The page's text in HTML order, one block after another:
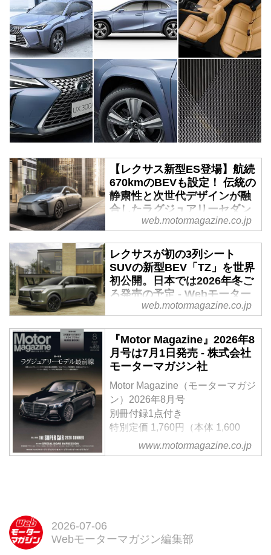
【レクサス新型ES登場】航続
670kmのBEVも設定！ 伝統の
静粛性と次世代デザインが融
合したラグジュアリーセダン
の本命 - Webモーターマガジ
2026年6月11日、レクサスが全面
刷新した新型「ES」を発表し、
全国のレクサス店を通じて同日に
発売した。1989年の初代誕生か
ら継承される圧倒的な静粛性と快
とともに、ハイブリッド車
（HEV）に加え、新たにバッテリ
ーEV（BEV）を設定し、次世代
電動車ラインアップの先陣を切る
意欲作である。
web.motormagazine.co.jp
レクサスが初の3列シート
SUVの新型BEV「TZ」を世界
初公開。日本では2026年冬ご
ろ発売の予定 - Webモーター
マガジン
2026年5月7日、レクサスは初の3
列シートSUVの新型BEV（バッテ
リー電気自動車）となる「TZ」
を世界初公開した。北米や欧州な
ど世界各地での展開を予定してお
り、日本では2026年冬ごろの発
売を予定している。
web.motormagazine.co.jp
『Motor Magazine』2026年8
月号は7月1日発売 - 株式会社
モーターマガジン社
Motor Magazine（モーターマガジ
ン）2026年8月号
別冊付録1点付き
特別定価 1,760円（本体 1,600
【第一特集】「ラグジュアリーモ
【別冊付録】この夏食べたい「ド
www.motormagazine.co.jp
2026-07-06
Webモーターマガジン編集部